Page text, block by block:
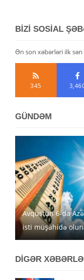
BİZİ SOSİAL
Ən son xəbərləri ilk sən
345
GÜNDƏM
Avqustun 6-da
isti müşahidə
DİGƏR